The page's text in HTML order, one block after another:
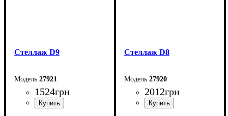
Стеллаж D9
27921
1524грн
Стеллаж D8
27920
2012грн